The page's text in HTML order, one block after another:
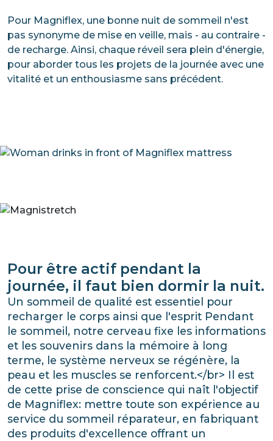
Pour Magniflex, une bonne nuit de sommeil n'est
pas synonyme de mise en veille, mais - au contraire -
de recharge. Ainsi, chaque réveil sera plein d'énergie,
pour aborder tous les projets de la journée avec une
vitalité et un enthousiasme sans précédent.
Pour être actif pendant la
journée, il faut bien dormir la nuit.
Un sommeil de qualité est essentiel pour
recharger le corps ainsi que l'esprit Pendant
le sommeil, notre cerveau fixe les informations
et les souvenirs dans la mémoire à long
terme, le système nerveux se régénère, la
peau et les muscles se renforcent.</br> Il est
de cette prise de conscience qui naît l'objectif
de Magniflex: mettre toute son expérience au
service du sommeil réparateur, en fabriquant
des produits d'excellence offrant un